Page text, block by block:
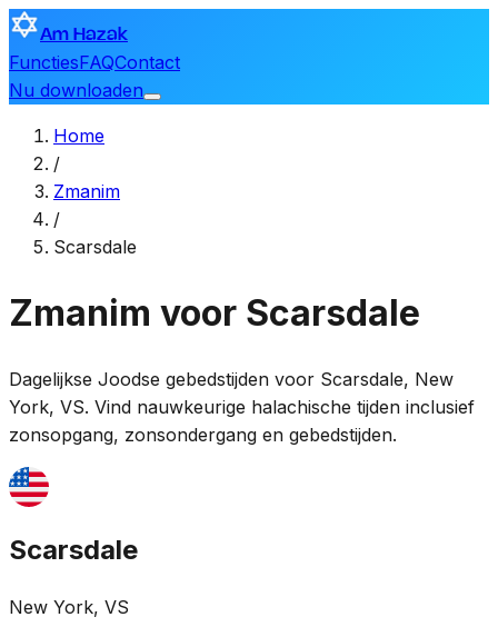
Am Hazak
FunctiesFAQContact
Nu downloaden
Home
/
Zmanim
/
Scarsdale
Zmanim voor Scarsdale
Dagelijkse Joodse gebedstijden voor Scarsdale, New
York, VS. Vind nauwkeurige halachische tijden inclusief
zonsopgang, zonsondergang en gebedstijden.
Scarsdale
New York, VS